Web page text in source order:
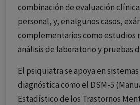
combinación de evaluación
personal, y, en algunos casos,
complementarios como estudios
análisis de laboratorio y pruebas
El psiquiatra se apoya en
diagnóstica como el DSM-5
Estadístico de los Trastornos